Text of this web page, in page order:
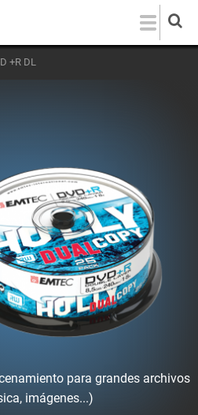
+R DL
para grandes archivos
imágenes...)